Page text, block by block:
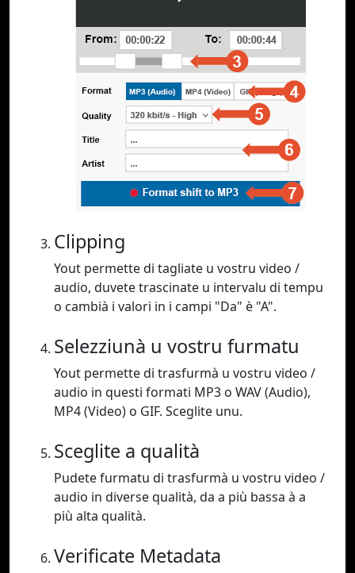
Clipping
Yout permette di tagliate u vostru video /
audio, duvete trascinate u intervalu di tempu
o cambià i valori in i campi "Da" è "A".
Selezziunà u vostru furmatu
Yout permette di trasfurmà u vostru video /
audio in questi formati MP3 o WAV (Audio),
MP4 (Video) o GIF. Sceglite unu.
Sceglite a qualità
Pudete furmatu di trasfurmà u vostru video /
audio in diverse qualità, da a più bassa à a
più alta qualità.
Verificate Metadata